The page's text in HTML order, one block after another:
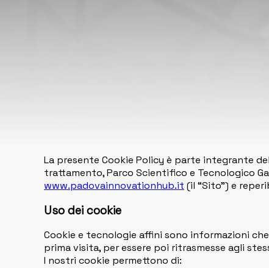
La presente Cookie Policy è parte integrante
trattamento, Parco Scientifico e Tecnologico
www.padovainnovationhub.it (il “Sito”) e
Uso dei cookie
Cookie e tecnologie affini sono informazioni
prima visita, per essere poi ritrasmesse agli
I nostri cookie permettono di: